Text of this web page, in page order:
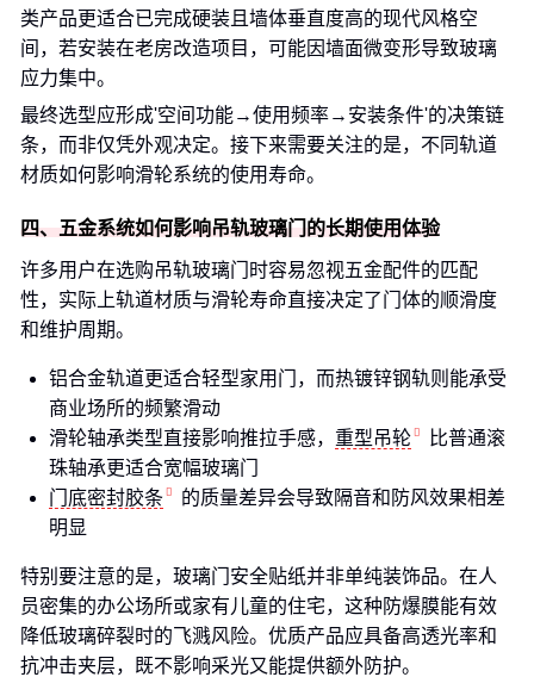
类产品更适合已完成硬装且墙体垂直度高的现代风格空
间，若安装在老房改造项目，可能因墙面微变形导致玻璃
应力集中。
最终选型应形成'空间功能→使用频率→安装条件'的决策链
条，而非仅凭外观决定。接下来需要关注的是，不同轨道
材质如何影响滑轮系统的使用寿命。
四、五金系统如何影响吊轨玻璃门的长期使用体验
许多用户在选购吊轨玻璃门时容易忽视五金配件的匹配
性，实际上轨道材质与滑轮寿命直接决定了门体的顺滑度
和维护周期。
铝合金轨道更适合轻型家用门，而热镀锌钢轨则能承受
商业场所的频繁滑动
滑轮轴承类型直接影响推拉手感， 重型吊轮
比普通滚
珠轴承更适合宽幅玻璃门
门底密封胶条
的质量差异会导致隔音和防风效果相差
明显
特别要注意的是，玻璃门安全贴纸并非单纯装饰品。在人
员密集的办公场所或家有儿童的住宅，这种防爆膜能有效
降低玻璃碎裂时的飞溅风险。优质产品应具备高透光率和
抗冲击夹层，既不影响采光又能提供额外防护。